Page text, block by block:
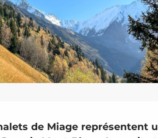
de Miage représentent